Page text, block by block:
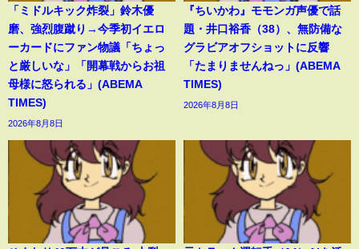
「ミドルキック炸裂」鈴木優
磨、強烈腹蹴り→今季初イエロ
ーカードにファン物議「ちょっ
と厳しいな」「開幕戦からお祖
母様に怒られる」(ABEMA
TIMES)
2026年8月8日
『ちいかわ』モモンガ声優で話
題・井口裕香（38）、無防備な
グラビアオフショットに反響
「たまりませんねっ」(ABEMA
TIMES)
2026年8月8日